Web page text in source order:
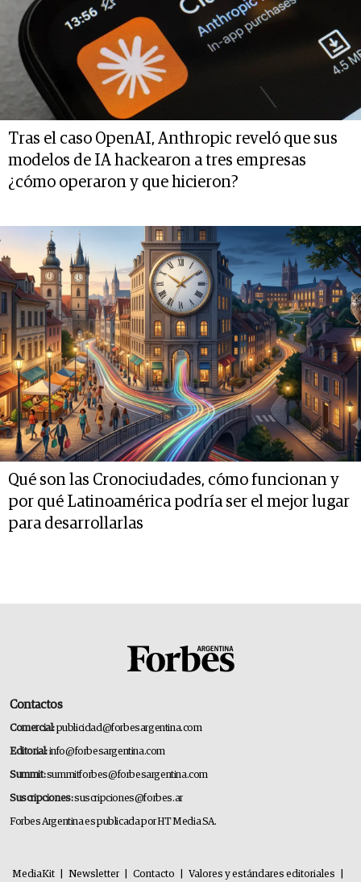
Tras el caso OpenAI, Anthropic reveló que sus
modelos de IA hackearon a tres empresas
¿cómo operaron y que hicieron?
Qué son las Cronociudades, cómo funcionan y
por qué Latinoamérica podría ser el mejor lugar
para desarrollarlas
Contactos
Comercial:publicidad@forbesargentina.com
Editorial:info@forbesargentina.com
Summit:summitforbes@forbesargentina.com
Suscripciones:suscripciones@forbes.ar
Forbes Argentina es publicada por HT Media SA.
MediaKit Newsletter Contacto Valores y estándares editoriales